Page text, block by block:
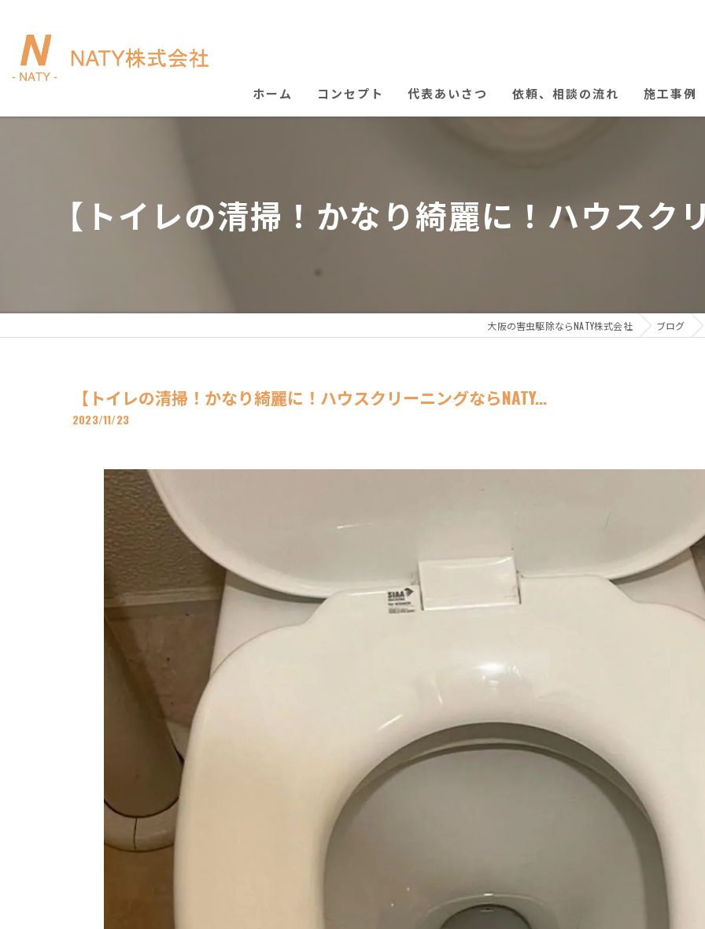
ホーム コンセプト 代表あいさつ 依頼、相談の流れ 施工事例
【トイレの清掃！かなり綺麗に！ハウスク
大阪の害虫駆除ならNATY株式会社 ブログ
【トイレの清掃！かなり綺麗に！ハウスクリーニングならNATY...
2023/11/23